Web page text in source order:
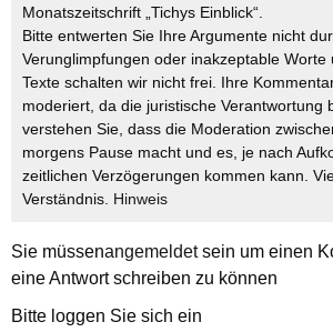
Monatszeitschrift „Tichys Einblick“.
Bitte entwerten Sie Ihre Argumente nicht
Verunglimpfungen oder inakzeptable Worte
Texte schalten wir nicht frei. Ihre
moderiert, da die juristische Verantwortung
verstehen Sie, dass die Moderation
morgens Pause macht und es, je nach
zeitlichen Verzögerungen kommen kann.
Verständnis. Hinweis
Sie müssenangemeldetsein um einen
eine Antwort schreiben zu können
Bitte loggen Sie sich ein